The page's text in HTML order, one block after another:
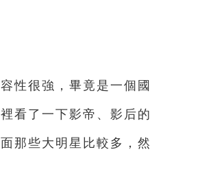
性很強，畢竟是一個國
看了一下影帝、影后的
那些大明星比較多，然